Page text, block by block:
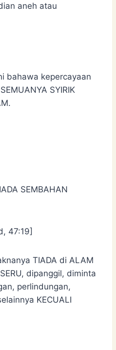
aneh atau
bahawa kepercayaan
SYIRIK
SEMBAHAN
47:19]
TIADA di ALAM
dipanggil, diminta
perlindungan,
KECUALI